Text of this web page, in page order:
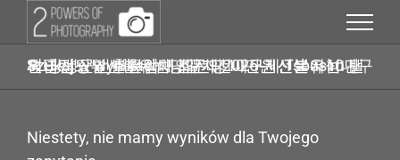
Przejdź
Szukaj w wynikach: 당일가전내구제 Tsbusim 탤ㄹH 탬스뷰선불유심내구제 2026년 신불자10만원급전당일 추천업체 회선당10만원선불유심내구제 창녕군선불유심매입문의
Niestety, nie mamy wyników dla Twojego